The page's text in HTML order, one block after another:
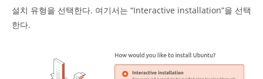
설치 유형을 선택한다. 여기서는 “Interactive installation”을 선택
한다.